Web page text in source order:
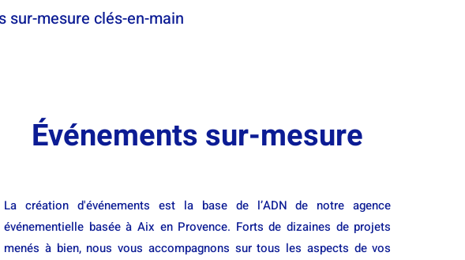
sur-mesure clés-en-main
Événements sur-mesure
La création d'événements est la base de l’ADN de notre agence
événementielle basée à Aix en Provence. Forts de dizaines de projets
menés à bien, nous vous accompagnons sur tous les aspects de vos